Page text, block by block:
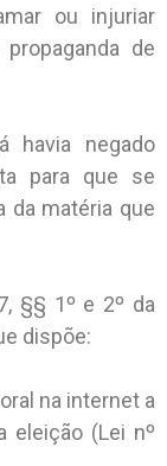
ou injuriar
de
havia negado
para que se
da matéria que
§§ 1º e 2º da
dispõe:
na internet a
eleição (Lei nº